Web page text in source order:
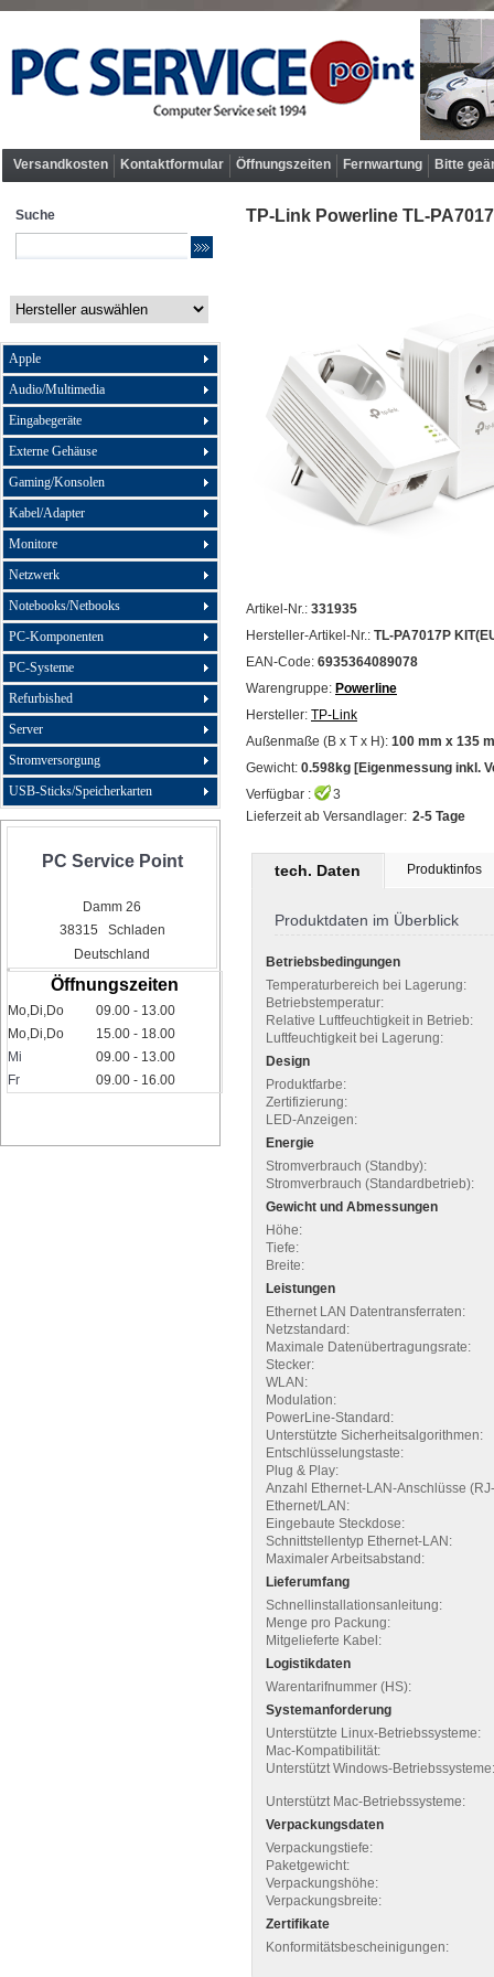
Versandkosten Kontaktformular Öffnungszeiten Fernwartung Bitte
Suche
Apple
Audio/Multimedia
Eingabegeräte
Externe Gehäuse
Gaming/Konsolen
Kabel/Adapter
Monitore
Netzwerk
Notebooks/Netbooks
PC-Komponenten
PC-Systeme
Refurbished
Server
Stromversorgung
USB-Sticks/Speicherkarten
PC Service Point
Damm 26
38315 Schladen
Deutschland
Öffnungszeiten
Mo,Di,Do
09.00 - 13.00
Mo,Di,Do
15.00 - 18.00
Mi
09.00 - 13.00
Fr
09.00 - 16.00
TP-Link Powerline TL-
Artikel-Nr.: 331935
Hersteller-Artikel-Nr.: TL-PA7017P
EAN-Code: 6935364089078
Warengruppe: Powerline
Hersteller: TP-Link
Außenmaße (B x T x H): 100 mm x 135
Gewicht: 0.598kg [Eigenmessung inkl.
Verfügbar :
3
Lieferzeit ab Versandlager: 2-5 Tage
tech. Daten Produktinfos
Produktdaten im Überblick
Betriebsbedingungen
Temperaturbereich bei Lagerung:
Betriebstemperatur:
Relative Luftfeuchtigkeit in Betrieb:
Luftfeuchtigkeit bei Lagerung:
Design
Produktfarbe:
Zertifizierung:
LED-Anzeigen:
Energie
Stromverbrauch (Standby):
Stromverbrauch (Standardbetrieb):
Gewicht und Abmessungen
Höhe:
Tiefe:
Breite:
Leistungen
Ethernet LAN Datentransferraten:
Netzstandard:
Maximale Datenübertragungsrate:
Stecker:
WLAN:
Modulation:
PowerLine-Standard:
Unterstützte Sicherheitsalgorithmen:
Entschlüsselungstaste:
Plug & Play:
Anzahl Ethernet-LAN-Anschlüsse
Ethernet/LAN:
Eingebaute Steckdose:
Schnittstellentyp Ethernet-LAN:
Maximaler Arbeitsabstand:
Lieferumfang
Schnellinstallationsanleitung:
Menge pro Packung:
Mitgelieferte Kabel:
Logistikdaten
Warentarifnummer (HS):
Systemanforderung
Unterstützte Linux-Betriebssysteme:
Mac-Kompatibilität:
Unterstützt Windows-Betriebssysteme:
Unterstützt Mac-Betriebssysteme:
Verpackungsdaten
Verpackungstiefe:
Paketgewicht:
Verpackungshöhe:
Verpackungsbreite:
Zertifikate
Konformitätsbescheinigungen: